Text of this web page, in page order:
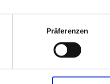
Präferenzen